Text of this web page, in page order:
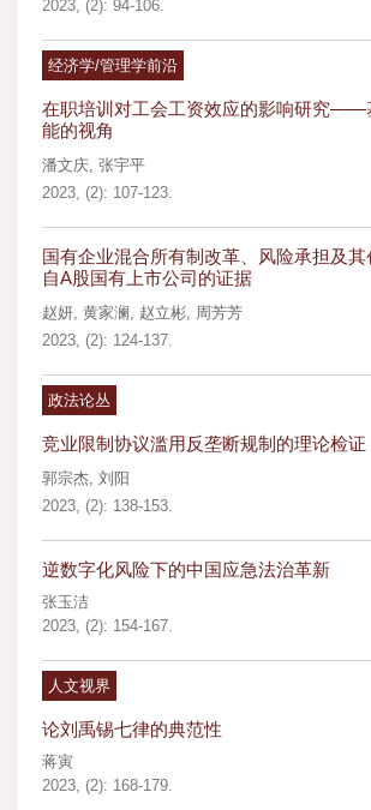
2023, (2): 94-106.
经济学/管理学前沿
在职培训对工会工资效应的影响研究——
能的视角
潘文庆, 张宇平
2023, (2): 107-123.
国有企业混合所有制改革、风险承担及
自A股国有上市公司的证据
赵妍, 黄家澜 , 赵立彬, 周芳芳
2023, (2): 124-137.
政法论丛
竞业限制协议滥用反垄断规制的理论检证
郭宗杰, 刘阳
2023, (2): 138-153.
逆数字化风险下的中国应急法治革新
张玉洁
2023, (2): 154-167.
人文视界
论刘禹锡七律的典范性
蒋寅
2023, (2): 168-179.